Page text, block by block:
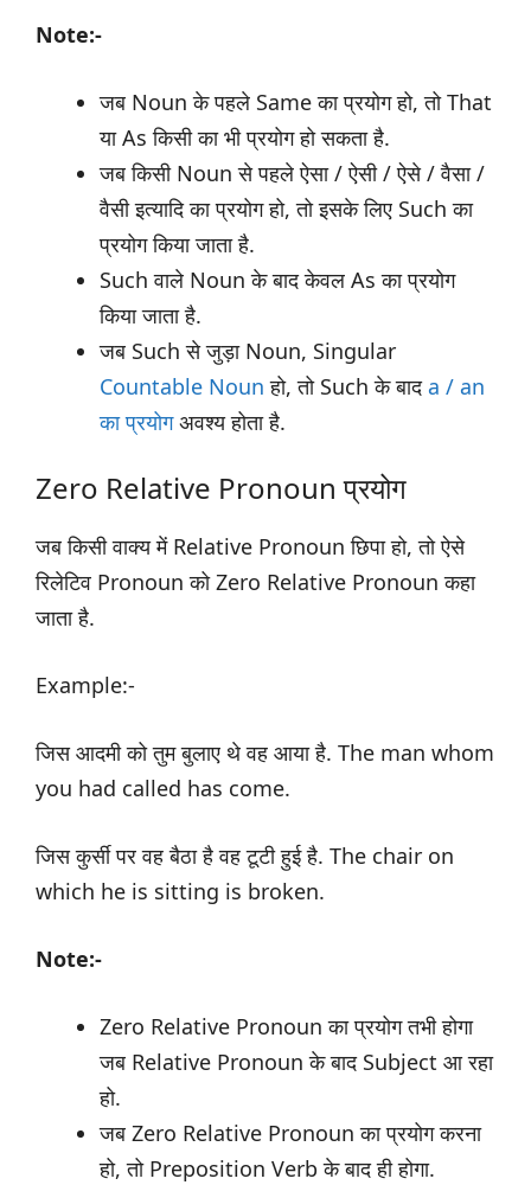
Note:-
जब Noun के पहले Same का प्रयोग हो, तो That
या As किसी का भी प्रयोग हो सकता है.
जब किसी Noun से पहले ऐसा / ऐसी / ऐसे / वैसा /
वैसी इत्यादि का प्रयोग हो, तो इसके लिए Such का
प्रयोग किया जाता है.
Such वाले Noun के बाद केवल As का प्रयोग
किया जाता है.
जब Such से जुड़ा Noun, Singular
Countable Noun हो, तो Such के बादa / an
का प्रयोगअवश्य होता है.
Zero Relative Pronoun प्रयोग
जब किसी वाक्य में Relative Pronoun छिपा हो, तो ऐसे
रिलेटिव Pronoun को Zero Relative Pronoun कहा
जाता है.
Example:-
जिस आदमी को तुम बुलाए थे वह आया है. The man whom
you had called has come.
जिस कुर्सी पर वह बैठा है वह टूटी हुई है. The chair on
which he is sitting is broken.
Note:-
Zero Relative Pronoun का प्रयोग तभी होगा
जब Relative Pronoun के बाद Subject आ रहा
हो.
जब Zero Relative Pronoun का प्रयोग करना
हो, तो Preposition Verb के बाद ही होगा.